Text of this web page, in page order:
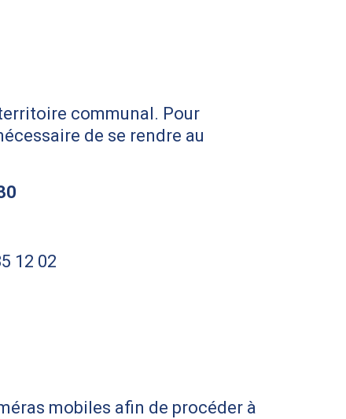
communal. Pour
de se rendre au
12 02
mobiles afin de procéder à